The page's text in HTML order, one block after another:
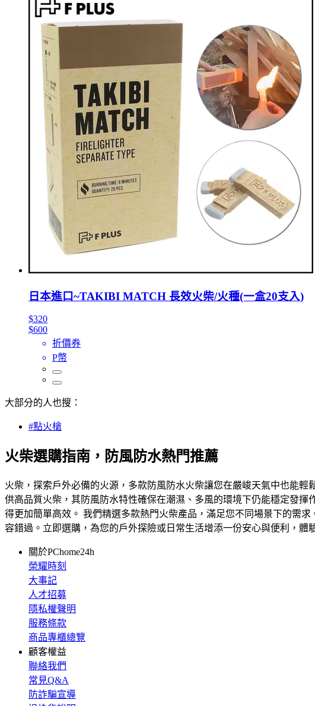
日本進口~TAKIBI MATCH 長效火柴/火種(一盒20支入)
$320
$600
折價券
P幣
大部分的人也搜：
#點火槍
火柴選購指南，防風防水熱門推薦
火柴，探索戶外必備的火源，多款防風防水火柴讓您在嚴峻天氣中也能
供高品質火柴，其防風防水特性確保在潮濕、多風的環境下仍能穩定發
得更加簡單高效。 我們精選多款熱門火柴產品，滿足您不同場景下的需
容錯過。立即選購，為您的戶外探險或日常生活增添一份安心與便利，體
關於PChome24h
榮耀時刻
大事記
人才招募
隱私權聲明
服務條款
商品專櫃總覽
顧客權益
聯絡我們
常見Q&A
防詐騙宣導